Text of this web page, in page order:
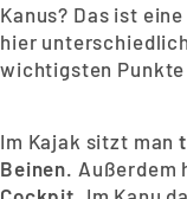
Kanus? Das ist
hier
wichtigsten
Im Kajak sitzt man
Beinen. Außerdem